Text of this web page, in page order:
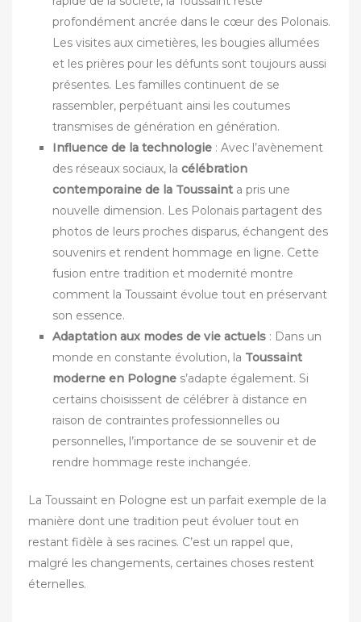
profondément ancrée dans le cœur des Polonais.
Les visites aux cimetières, les bougies allumées
et les prières pour les défunts sont toujours aussi
présentes. Les familles continuent de se
rassembler, perpétuant ainsi les coutumes
transmises de génération en génération.
Influence de la technologie : Avec l’avènement
des réseaux sociaux, la célébration
contemporaine de la Toussaint a pris une
nouvelle dimension. Les Polonais partagent des
photos de leurs proches disparus, échangent des
souvenirs et rendent hommage en ligne. Cette
fusion entre tradition et modernité montre
comment la Toussaint évolue tout en préservant
son essence.
Adaptation aux modes de vie actuels : Dans un
monde en constante évolution, la Toussaint
moderne en Pologne s’adapte également. Si
certains choisissent de célébrer à distance en
raison de contraintes professionnelles ou
personnelles, l’importance de se souvenir et de
rendre hommage reste inchangée.
La Toussaint en Pologne est un parfait exemple de la
manière dont une tradition peut évoluer tout en
restant fidèle à ses racines. C’est un rappel que,
malgré les changements, certaines choses restent
éternelles.